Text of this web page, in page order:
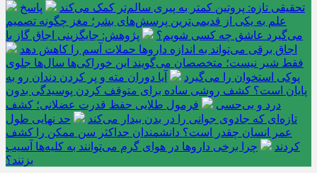
تحقیقی تازه: پروتین کمتر به پیری سالم‌تر کمک می‌کند
پاسخ
علم به یکی از قدیمی‌ترین پرسش‌های بشر؛ مغز چگونه تصمیم
می‌گیرد عاشق چه کسی شویم؟
پژوهش: جایگزینی اجاق گاز با
اجاق برقی می‌تواند به اندازه داروها حملات آسم را کاهش دهد
فقط شیر نیست؛ متخصصان می‌گویند این خوراکی‌ها سال‌ها جلوی
پوکی استخوان را می‌گیرد
آیا دوران مته و پر کردن دندان رو به
پایان است؟ کشف روشی ساده برای متوقف کردن پوسیدگی بدون
درد و بی‌حسی
فرمول طلایی حفظ قدرت عضلانی؛ کشف
تازه‌ای که جادوی جوانی را در بدن بیدار می‌کند
حد نهایی طول
عمر انسان چقدر است؟ دانشمندان حداکثر سن ممکن را کشف
کردند
چرا برخی داروها در هوای گرم می‌توانند به کلیه‌ها آسیب
بزنند؟